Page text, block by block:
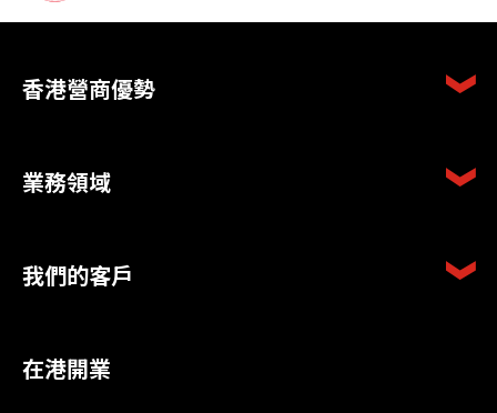
香港營商優勢
業務領域
我們的客戶
在港開業